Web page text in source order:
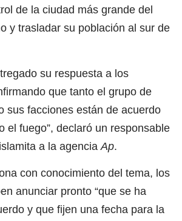
de la ciudad más grande del
y trasladar su población al sur de
su respuesta a los
que tanto el grupo de
sus facciones están de acuerdo
el fuego”, declaró un responsable
a la agencia Ap.
con conocimiento del tema, los
anunciar pronto “que se ha
y que fijen una fecha para la